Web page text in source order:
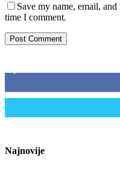
Save my name, email,
time I comment.
0 Followers
Najnovije